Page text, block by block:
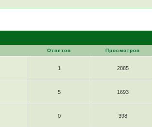
Ответов Просмотров
1
2885
5
1693
0
398